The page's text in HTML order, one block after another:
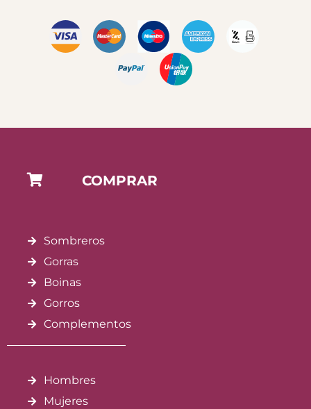
COMPRAR
Sombreros
Gorras
Boinas
Gorros
Complementos
Hombres
Mujeres